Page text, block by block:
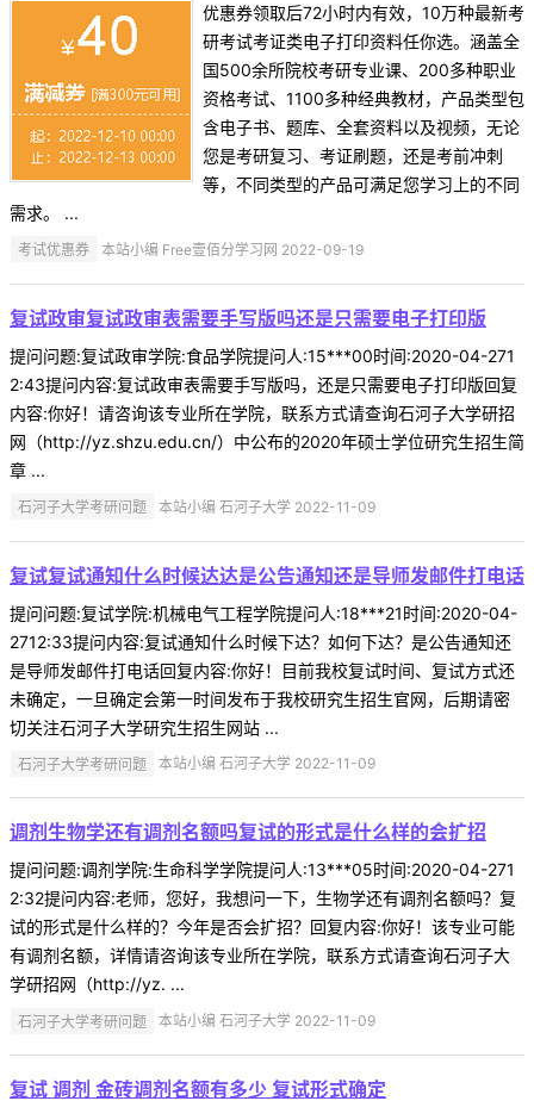
优惠券领取后72小时内有效，10万种最新考
研考试考证类电子打印资料任你选。涵盖全
国500余所院校考研专业课、200多种职业
资格考试、1100多种经典教材，产品类型包
含电子书、题库、全套资料以及视频，无论
您是考研复习、考证刷题，还是考前冲刺
等，不同类型的产品可满足您学习上的不同
需求。 ...
考试优惠券 本站小编 Free壹佰分学习网 2022-09-19
复试政审复试政审表需要手写版吗还是只需要电子打印版
提问问题:复试政审学院:食品学院提问人:15***00时间:2020-04-271
2:43提问内容:复试政审表需要手写版吗，还是只需要电子打印版回复
内容:你好！请咨询该专业所在学院，联系方式请查询石河子大学研招
网（http://yz.shzu.edu.cn/）中公布的2020年硕士学位研究生招生简
章 ...
石河子大学考研问题 本站小编 石河子大学 2022-11-09
复试复试通知什么时候达达是公告通知还是导师发邮件打电话
提问问题:复试学院:机械电气工程学院提问人:18***21时间:2020-04-
2712:33提问内容:复试通知什么时候下达？如何下达？是公告通知还
是导师发邮件打电话回复内容:你好！目前我校复试时间、复试方式还
未确定，一旦确定会第一时间发布于我校研究生招生官网，后期请密
切关注石河子大学研究生招生网站 ...
石河子大学考研问题 本站小编 石河子大学 2022-11-09
调剂生物学还有调剂名额吗复试的形式是什么样的会扩招
提问问题:调剂学院:生命科学学院提问人:13***05时间:2020-04-271
2:32提问内容:老师，您好，我想问一下，生物学还有调剂名额吗？复
试的形式是什么样的？今年是否会扩招？回复内容:你好！该专业可能
有调剂名额，详情请咨询该专业所在学院，联系方式请查询石河子大
学研招网（http://yz. ...
石河子大学考研问题 本站小编 石河子大学 2022-11-09
复试 调剂 金砖调剂名额有多少 复试形式确定